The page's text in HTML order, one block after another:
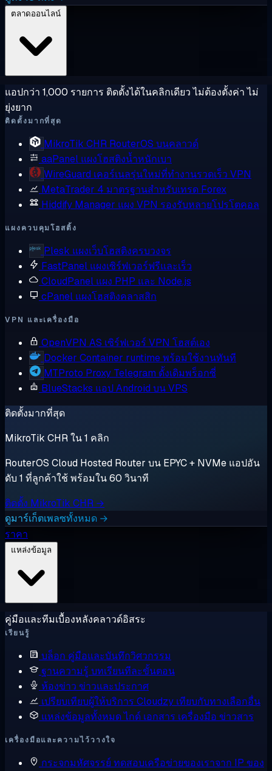
แอปกว่า 1,000 รายการ ติดตั้งได้ในคลิกเดียว ไม่ต้องตั้งค่า ไม่
ยุ่งยาก
ติดตั้งมากที่สุด
MikroTik CHR RouterOS บนคลาวด์
aaPanel แผงโฮสติงน้ำหนักเบา
WireGuard เคอร์เนลรุ่นใหม่ที่ทำงานรวดเร็ว VPN
MetaTrader 4 มาตรฐานสำหรับเทรด Forex
Hiddify Manager แผง VPN รองรับหลายโปรโตคอล
แผงควบคุมโฮสติ้ง
Plesk แผงเว็บโฮสติงครบวงจร
FastPanel แผงเซิร์ฟเวอร์ฟรีและเร็ว
CloudPanel แผง PHP และ Node.js
cPanel แผงโฮสติงคลาสสิก
VPN และเครื่องมือ
OpenVPN AS เซิร์ฟเวอร์ VPN โฮสต์เอง
Docker Container runtime พร้อมใช้งานทันที
MTProto Proxy Telegram ดั้งเดิมพร็อกซี่
BlueStacks แอป Android บน VPS
ติดตั้งมากที่สุด
MikroTik CHR ใน 1 คลิก
RouterOS Cloud Hosted Router บน EPYC + NVMe แอปอัน
ดับ 1 ที่ลูกค้าใช้ พร้อมใน 60 วินาที
ติดตั้ง MikroTik CHR →
ดูมาร์เก็ตเพลซทั้งหมด →
ราคา
คู่มือและทีมเบื้องหลังคลาวด์อิสระ
เรียนรู้
บล็อก คู่มือและบันทึกวิศวกรรม
ฐานความรู้ บทเรียนทีละขั้นตอน
ห้องข่าว ข่าวและประกาศ
เปรียบเทียบผู้ให้บริการ Cloudzy เทียบกับทางเลือกอื่น
แหล่งข้อมูลทั้งหมดไกด์ เอกสาร เครื่องมือ ข่าวสาร
เครื่องมือและความไว้วางใจ
กระจกมหัศจรรย์ ทดสอบเครือข่ายของเราจาก IP ของ